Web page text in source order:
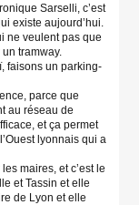
Sarselli, c’est
existe aujourd’hui.
ne veulent pas que
tramway.
faisons un parking-
parce que
au réseau de
et ça permet
lyonnais qui a
maires, et c’est le
et Tassin et elle
de Lyon et elle